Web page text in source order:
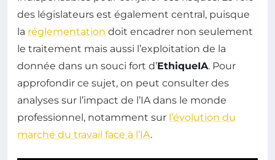
des législateurs est également central, puisque
la réglementation doit encadrer non seulement
le traitement mais aussi l’exploitation de la
donnée dans un souci fort d’EthiqueIA. Pour
approfondir ce sujet, on peut consulter des
analyses sur l’impact de l’IA dans le monde
professionnel, notamment sur l’évolution du
marché du travail face à l’IA.